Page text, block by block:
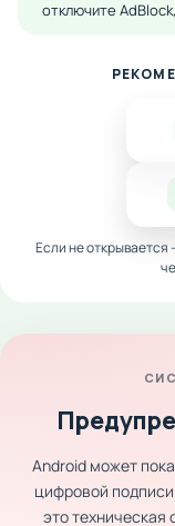
отключите
Если не открывается
Android может
цифровой
это техническая